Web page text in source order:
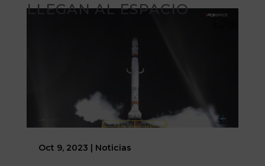
LLEGAN AL ESPACIO
Oct 9, 2023 | Noticias